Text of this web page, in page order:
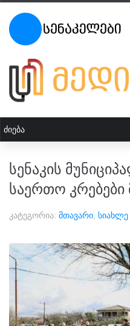
სენაკის
საერთო კრებები
კატეგორია: მთავარი სიახლე